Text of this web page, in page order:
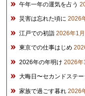
午年一年の運気を占う
災害は忘れた頃に 2026
江戸での初詣 2026年1
東京での仕事はじめ
2026年の年明け 2026年
大晦日〜セカンドステ
家族で過ごす暮れ 2026